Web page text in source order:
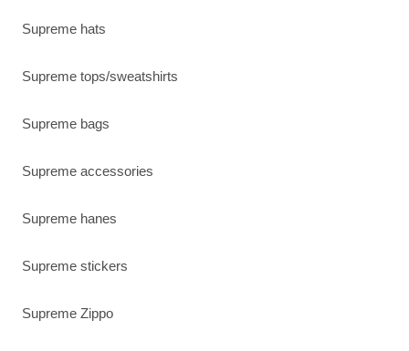
Supreme hats
Supreme tops/sweatshirts
Supreme bags
Supreme accessories
Supreme hanes
Supreme stickers
Supreme Zippo